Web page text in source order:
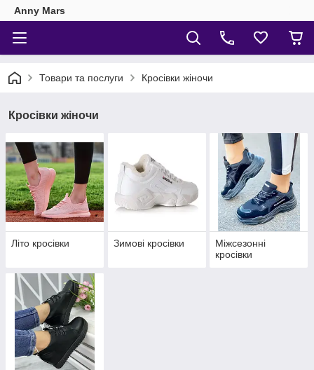
Anny Mars
Товари та послуги Кросівки жіночи
Кросівки жіночи
Літо кросівки Зимові кросівки
Міжсезонні
кросівки